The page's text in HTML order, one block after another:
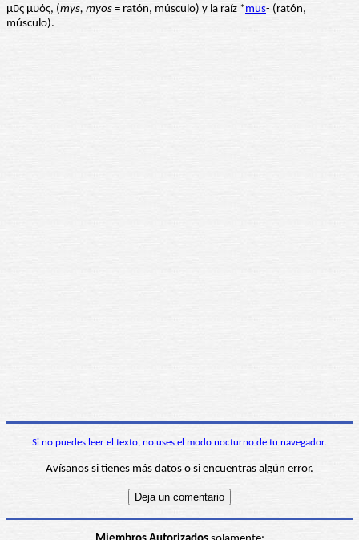
μῦς μυός, (mys, myos = ratón, músculo) y la raíz *mus- (ratón,
músculo).
Si no puedes leer el texto, no uses el modo nocturno de tu navegador.
Avísanos si tienes más datos o si encuentras algún error.